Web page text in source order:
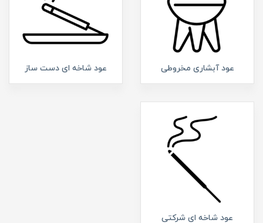
عود آبشاری مخروطی عود شاخه ای دست ساز
عود شاخه ای شرکتی